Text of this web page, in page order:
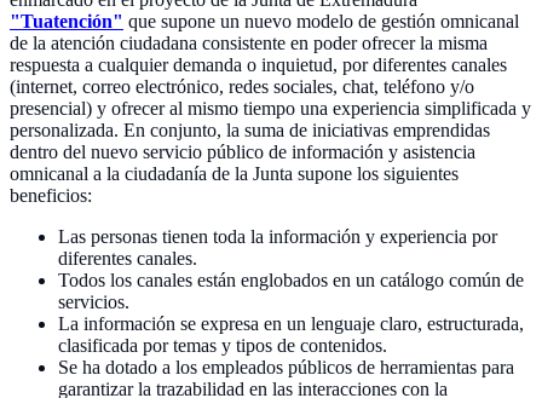
"Tuatención" que supone un nuevo modelo de gestión omnicanal
de la atención ciudadana consistente en poder ofrecer la misma
respuesta a cualquier demanda o inquietud, por diferentes canales
(internet, correo electrónico, redes sociales, chat, teléfono y/o
presencial) y ofrecer al mismo tiempo una experiencia simplificada y
personalizada. En conjunto, la suma de iniciativas emprendidas
dentro del nuevo servicio público de información y asistencia
omnicanal a la ciudadanía de la Junta supone los siguientes
beneficios:
Las personas tienen toda la información y experiencia por
diferentes canales.
Todos los canales están englobados en un catálogo común de
servicios.
La información se expresa en un lenguaje claro, estructurada,
clasificada por temas y tipos de contenidos.
Se ha dotado a los empleados públicos de herramientas para
garantizar la trazabilidad en las interacciones con la